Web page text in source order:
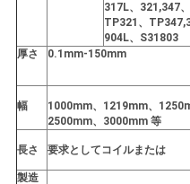
ニ
ュ
ー
ス
317L、321,347、
TP321、
904L、S31803
厚さ 0.1mm-150mm
幅
1000mm、1219mm、
2500mm、3000mm 等
長さ 要求としてコイルまたは
製造